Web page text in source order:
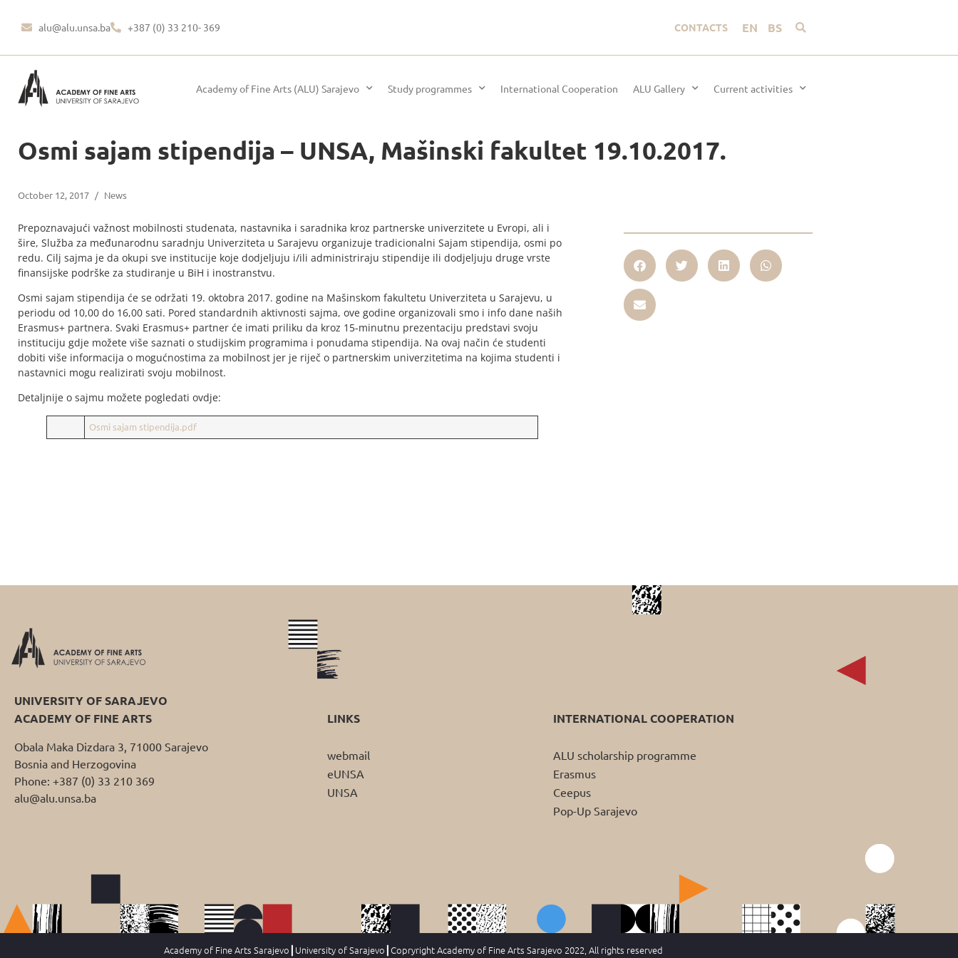
alu@alu.unsa.ba +387 (0) 33 210- 369 CONTACTS EN BS
Academy of Fine Arts (ALU) Sarajevo Study programmes International Cooperation ALU Gallery Current activities
Osmi sajam stipendija – UNSA, Mašinski fakultet 19.10.2017.
October 12, 2017 / News
Prepoznavajući važnost mobilnosti studenata, nastavnika i saradnika kroz partnerske univerzitete u Evropi, ali i
šire, Služba za međunarodnu saradnju Univerziteta u Sarajevu organizuje tradicionalni Sajam stipendija, osmi po
redu. Cilj sajma je da okupi sve institucije koje dodjeljuju i/ili administriraju stipendije ili dodjeljuju druge vrste
finansijske podrške za studiranje u BiH i inostranstvu.
Osmi sajam stipendija će se održati 19. oktobra 2017. godine na Mašinskom fakultetu Univerziteta u Sarajevu, u
periodu od 10,00 do 16,00 sati. Pored standardnih aktivnosti sajma, ove godine organizovali smo i info dane naših
Erasmus+ partnera. Svaki Erasmus+ partner će imati priliku da kroz 15-minutnu prezentaciju predstavi svoju
instituciju gdje možete više saznati o studijskim programima i ponudama stipendija. Na ovaj način će studenti
dobiti više informacija o mogućnostima za mobilnost jer je riječ o partnerskim univerzitetima na kojima studenti i
nastavnici mogu realizirati svoju mobilnost.
Detaljnije o sajmu možete pogledati ovdje:
Osmi sajam stipendija.pdf
UNIVERSITY OF SARAJEVO
ACADEMY OF FINE ARTS
Obala Maka Dizdara 3, 71000 Sarajevo
Bosnia and Herzogovina
Phone: +387 (0) 33 210 369
alu@alu.unsa.ba
LINKS
webmail
eUNSA
UNSA
INTERNATIONAL COOPERATION
ALU scholarship programme
Erasmus
Ceepus
Pop-Up Sarajevo
Academy of Fine Arts Sarajevo┃University of Sarajevo┃Copryright Academy of Fine Arts Sarajevo 2022, All rights reserved